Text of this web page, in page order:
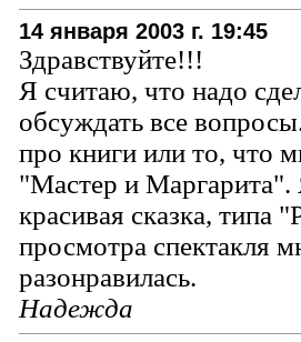
14 января 2003 г. 19:45
Здравствуйте!!!
Я считаю, что надо
обсуждать все
про книги или то, что
"Мастер и Маргарита".
красивая сказка,
просмотра спектакля
разонравилась.
Надежда